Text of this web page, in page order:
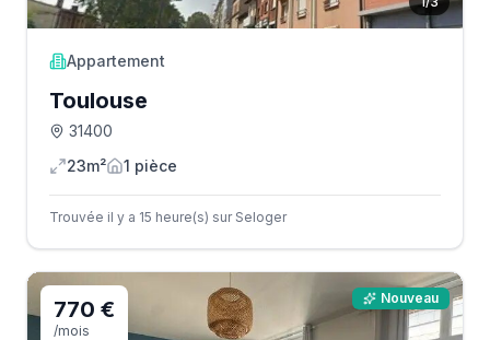
Appartement
Toulouse
31400
23m²
1 pièce
Trouvée il y a 15 heure(s) sur Seloger
770 €
/mois
Nouveau